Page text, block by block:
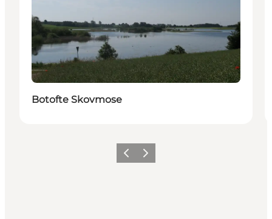
Botofte Skovmose
ForrigeNæste